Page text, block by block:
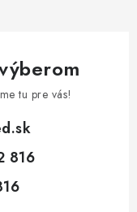
tu pre vás!
816